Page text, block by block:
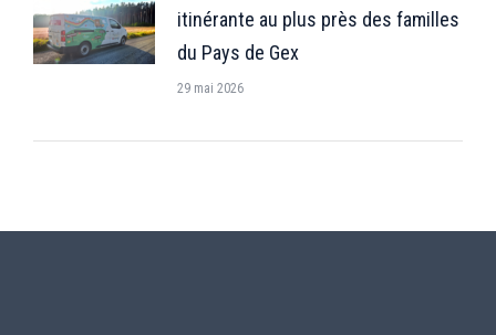
itinérante au plus près des familles
du Pays de Gex
29 mai 2026